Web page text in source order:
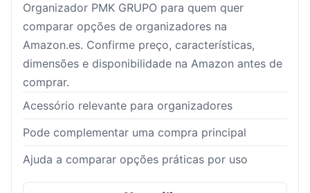
Organizador PMK GRUPO para quem quer
comparar opções de organizadores na
Amazon.es. Confirme preço, características,
dimensões e disponibilidade na Amazon antes de
comprar.
Acessório relevante para organizadores
Pode complementar uma compra principal
Ajuda a comparar opções práticas por uso